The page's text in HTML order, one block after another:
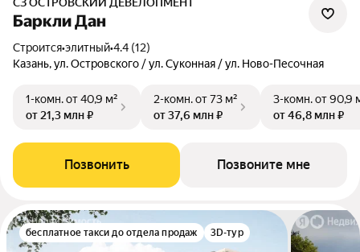
Баркли Дан
Строится•элитный•4.4 (12)
Казань, ул. Островского / ул. Суконная / ул. Ново-Песочная
1-комн.от 40,9 м²
от 21,3 млн ₽
2-комн.от 73 м²
от 37,6 млн ₽
3-комн.от 90,9
от 46,8 млн ₽
Позвонить Позвоните мне
бесплатное такси до отдела продаж 3D-тур